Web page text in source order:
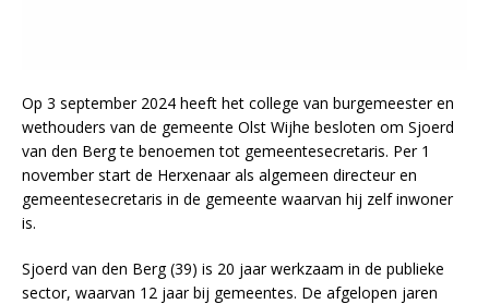
Op 3 september 2024 heeft het college van burgemeester en
wethouders van de gemeente Olst Wijhe besloten om Sjoerd
van den Berg te benoemen tot gemeentesecretaris. Per 1
november start de Herxenaar als algemeen directeur en
gemeentesecretaris in de gemeente waarvan hij zelf inwoner
is.
Sjoerd van den Berg (39) is 20 jaar werkzaam in de publieke
sector, waarvan 12 jaar bij gemeentes. De afgelopen jaren